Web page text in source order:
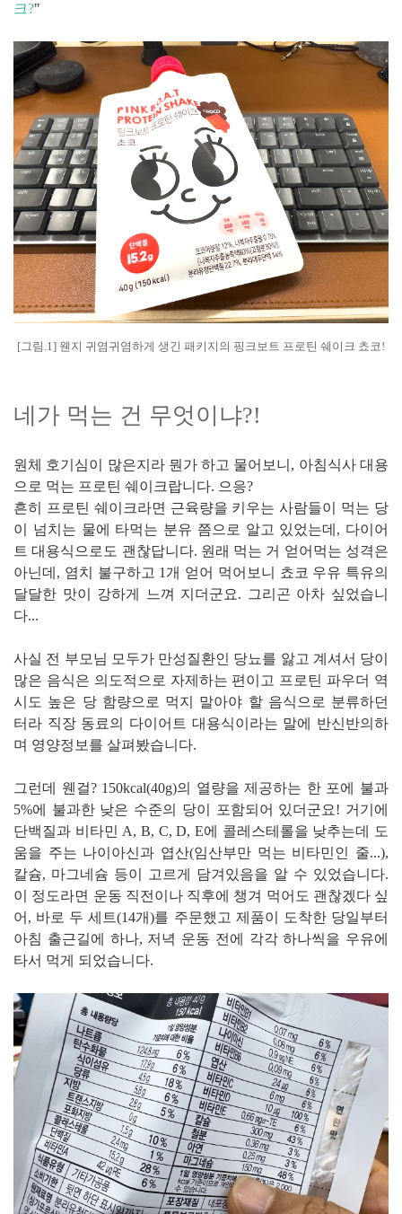
크?"
[그림.1] 웬지 귀염귀염하게 생긴 패키지의 핑크보트 프로틴 쉐이크 쵸코!
네가 먹는 건 무엇이냐?!
원체 호기심이 많은지라 뭔가 하고 물어보니, 아침식사 대용
으로 먹는 프로틴 쉐이크랍니다. 으응?
흔히 프로틴 쉐이크라면 근육량을 키우는 사람들이 먹는 당
이 넘치는 물에 타먹는 분유 쯤으로 알고 있었는데, 다이어
트 대용식으로도 괜찮답니다. 원래 먹는 거 얻어먹는 성격은
아닌데, 염치 불구하고 1개 얻어 먹어보니 쵸코 우유 특유의
달달한 맛이 강하게 느껴 지더군요. 그리곤 아차 싶었습니
다...
사실 전 부모님 모두가 만성질환인 당뇨를 앓고 계셔서 당이
많은 음식은 의도적으로 자제하는 편이고 프로틴 파우더 역
시도 높은 당 함량으로 먹지 말아야 할 음식으로 분류하던
터라 직장 동료의 다이어트 대용식이라는 말에 반신반의하
며 영양정보를 살펴봤습니다.
그런데 웬걸? 150kcal(40g)의 열량을 제공하는 한 포에 불과
5%에 불과한 낮은 수준의 당이 포함되어 있더군요! 거기에
단백질과 비타민 A, B, C, D, E에 콜레스테롤을 낮추는데 도
움을 주는 나이아신과 엽산(임산부만 먹는 비타민인 줄...),
칼슘, 마그네슘 등이 고르게 담겨있음을 알 수 있었습니다.
이 정도라면 운동 직전이나 직후에 챙겨 먹어도 괜찮겠다 싶
어, 바로 두 세트(14개)를 주문했고 제품이 도착한 당일부터
아침 출근길에 하나, 저녁 운동 전에 각각 하나씩을 우유에
타서 먹게 되었습니다.